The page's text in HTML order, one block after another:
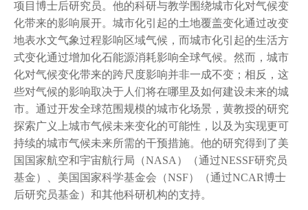
项目博士后研究员。他的科研与教学围绕城市化对气候变
化带来的影响展开。城市化引起的土地覆盖变化通过改变
地表水文气象过程影响区域气候，而城市化引起的生活方
式变化通过增加化石能源消耗影响全球气候。然而，城市
化对气候变化带来的跨尺度影响并非一成不变；相反，这
些对气候的影响取决于人们将在哪里及如何建设未来的城
市。通过开发全球范围规模的城市化场景，黄教授的研究
探索广义上城市气候未来变化的可能性，以及为实现更可
持续的城市气候未来所需的干预措施。他的研究得到了美
国国家航空和宇宙航行局（NASA）（通过NESSF研究员
基金）、美国国家科学基金会（NSF）（通过NCAR博士
后研究员基金）和其他科研机构的支持。